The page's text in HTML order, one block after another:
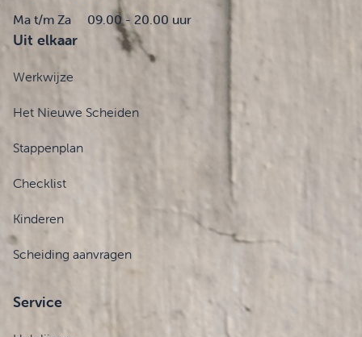
Ma t/m Za 09.00 - 20.00 uur
Uit elkaar
Werkwijze
Het Nieuwe Scheiden
Stappenplan
Checklist
Kinderen
Scheiding aanvragen
Service